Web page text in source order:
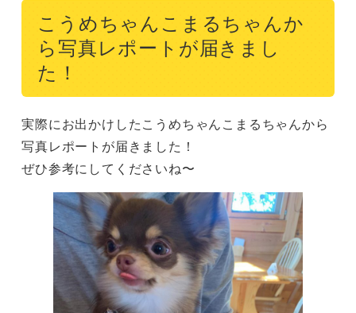
こうめちゃんこまるちゃんか
ら写真レポートが届きまし
た！
実際にお出かけしたこうめちゃんこまるちゃんから
写真レポートが届きました！
ぜひ参考にしてくださいね〜